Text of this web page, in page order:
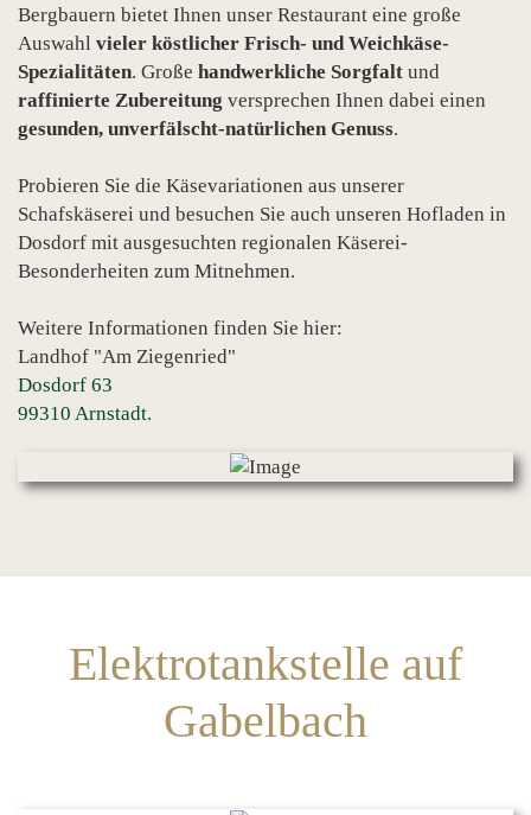
Bergbauern bietet Ihnen unser Restaurant eine große
Auswahl vieler köstlicher Frisch- und Weichkäse-
Spezialitäten. Große handwerkliche Sorgfalt und
raffinierte Zubereitung versprechen Ihnen dabei einen
gesunden, unverfälscht-natürlichen Genuss.
Probieren Sie die Käsevariationen aus unserer
Schafskäserei und besuchen Sie auch unseren Hofladen in
Dosdorf mit ausgesuchten regionalen Käserei-
Besonderheiten zum Mitnehmen.
Weitere Informationen finden Sie hier:
Landhof "Am Ziegenried"
Dosdorf 63
99310 Arnstadt.
Elektrotankstelle auf
Gabelbach